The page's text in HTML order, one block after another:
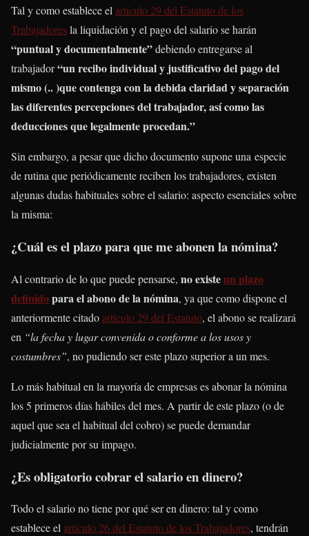
Tal y como establece elartículo 29 del Estatuto de los
Trabajadoresla liquidación y el pago del salario se harán
“puntual y documentalmente”debiendo entregarse al
trabajador“un recibo individual y justificativo del pago del
mismo (.. )que contenga con la debida claridad y separación
las diferentes percepciones del trabajador, así como las
deducciones que legalmente procedan.”
Sin embargo, a pesar que dicho documento supone una especie
de rutina que periódicamente reciben los trabajadores, existen
algunas dudas habituales sobre el salario: aspecto esenciales sobre
la misma:
¿Cuál es el plazo para que me abonen la nómina?
Al contrario de lo que puede pensarse, no existeun plazo
definidopara el abono de la nómina, ya que como dispone el
anteriormente citadoartículo 29 del Estatuto, el abono se realizará
en “la fecha y lugar convenida o conforme a los usos y
costumbres”, no pudiendo ser este plazo superior a un mes.
Lo más habitual en la mayoría de empresas es abonar la nómina
los 5 primeros días hábiles del mes. A partir de este plazo (o de
aquel que sea el habitual del cobro) se puede demandar
judicialmente por su impago.
¿Es obligatorio cobrar el salario en dinero?
Todo el salario no tiene por qué ser en dinero: tal y como
establece elartículo 26 del Estatuto de los Trabajadores, tendrán